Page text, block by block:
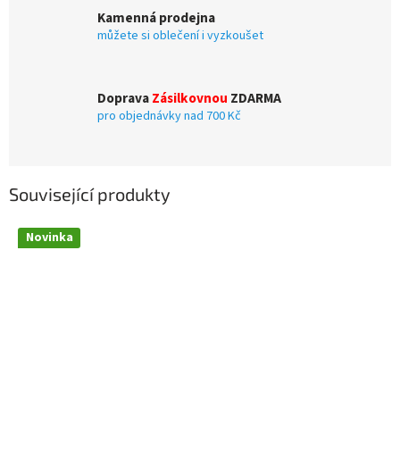
Kamenná prodejna
můžete si oblečení i vyzkoušet
DopravaZásilkovnou ZDARMA
pro objednávky nad 700 Kč
Související produkty
Novinka